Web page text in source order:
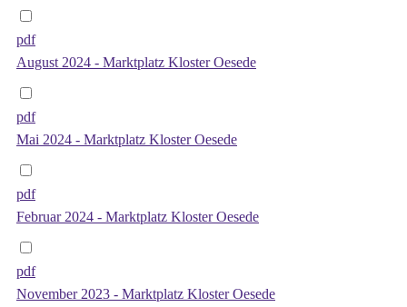
pdf
August 2024 - Marktplatz Kloster Oesede
pdf
Mai 2024 - Marktplatz Kloster Oesede
pdf
Februar 2024 - Marktplatz Kloster Oesede
pdf
November 2023 - Marktplatz Kloster Oesede